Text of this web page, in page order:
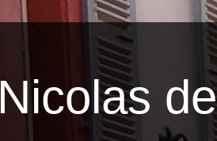
Nicolas